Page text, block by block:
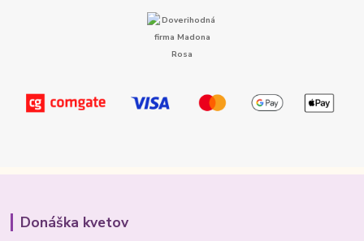
Donáška kvetov